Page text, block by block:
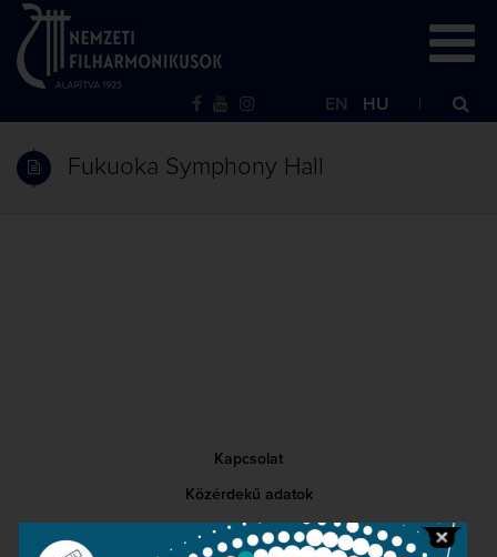
EN HU
Fukuoka Symphony Hall
Kapcsolat
Közérdekű adatok
Sajtószoba